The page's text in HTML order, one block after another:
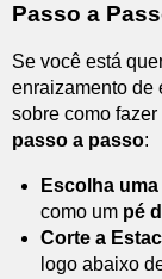
Passo a
Se você está
enraizamento de
sobre como
passo a passo:
Escolha
como um pé
Corte a
logo abaixo